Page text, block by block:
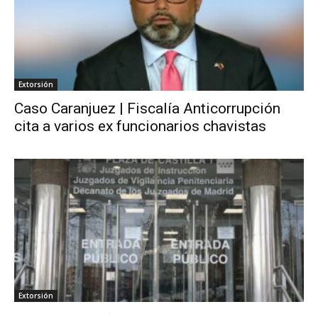
Extorsión
Caso Caranjuez | Fiscalía Anticorrupción
cita a varios ex funcionarios chavistas
Extorsión